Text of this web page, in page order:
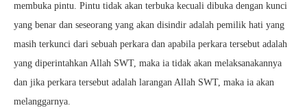
membuka pintu. Pintu tidak akan terbuka kecuali dibuka dengan kunci
yang benar dan seseorang yang akan disindir adalah pemilik hati yang
masih terkunci dari sebuah perkara dan apabila perkara tersebut adalah
yang diperintahkan Allah SWT, maka ia tidak akan melaksanakannya
dan jika perkara tersebut adalah larangan Allah SWT, maka ia akan
melanggarnya.